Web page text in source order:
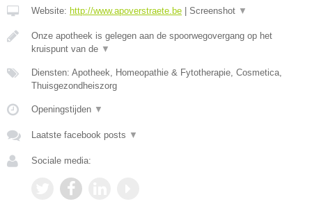
Website: http://www.apoverstraete.be Screenshot ▼
Onze apotheek is gelegen aan de spoorwegovergang op het
kruispunt van de ▼
Diensten: Apotheek, Homeopathie & Fytotherapie, Cosmetica,
Thuisgezondheiszorg
Openingstijden ▼
Laatste facebook posts ▼
Sociale media: